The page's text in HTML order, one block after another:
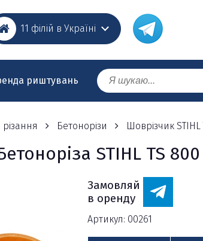
11 філій в Україні
риштувань
Бетонорізи Шоврізчик
STIHL TS 800
Замовляй
в оренду
Артикул: 00261